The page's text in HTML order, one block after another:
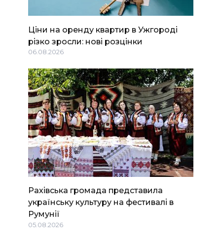
Ціни на оренду квартир в Ужгороді
різко зросли: нові розцінки
06.08.2026
Рахівська громада представила
українську культуру на фестивалі в
Румунії
05.08.2026